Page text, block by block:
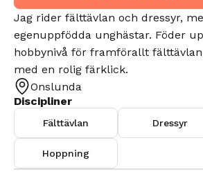
Jag rider fälttävlan och dressyr,
egenuppfödda unghästar. Föder
hobbynivå för framförallt
med en rolig färklick.
Onslunda
Discipliner
Fälttävlan Dressyr
Hoppning